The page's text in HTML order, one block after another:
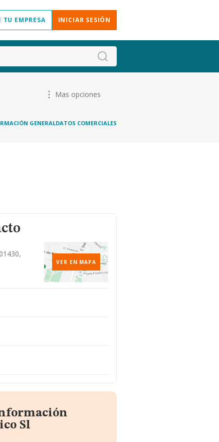
TU EMPRESA INICIAR SESIÓN
Mas opciones
GENERALDATOS COMERCIALES
VER EN MAPA
Sl